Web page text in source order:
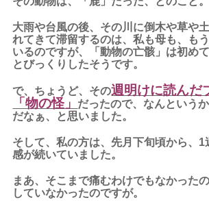
大雨や台風の後、その川に倒木や草や
れてきて滞留するのは、私も母も、も
いるのですが、「動物の亡骸」は初め
とびっくりしたそうです。
で、ちょうど、その週明けに読んだ
「物の怪」
だったので、なんという
だなぁ、と思いました。
そして、私の方は、先月下旬頃から、1
感が続いていました。
まあ、そこまで痛むわけでもなかった
していなかったのですが。